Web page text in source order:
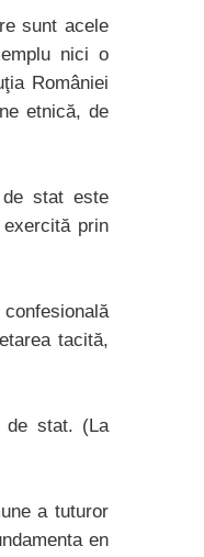
sunt acele
nici o
României
etnică, de
stat este
prin
tacită,
de stat. (La
a tuturor
en